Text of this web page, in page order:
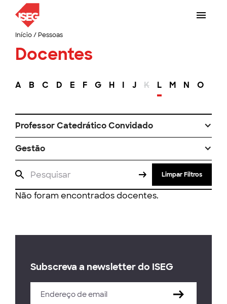
Início/ Pessoas
Docentes
A B C D E F G H I J K L M N O
Professor Catedrático Convidado
Gestão
Limpar Filtros
Não foram encontrados docentes.
Subscreva a newsletter do ISEG